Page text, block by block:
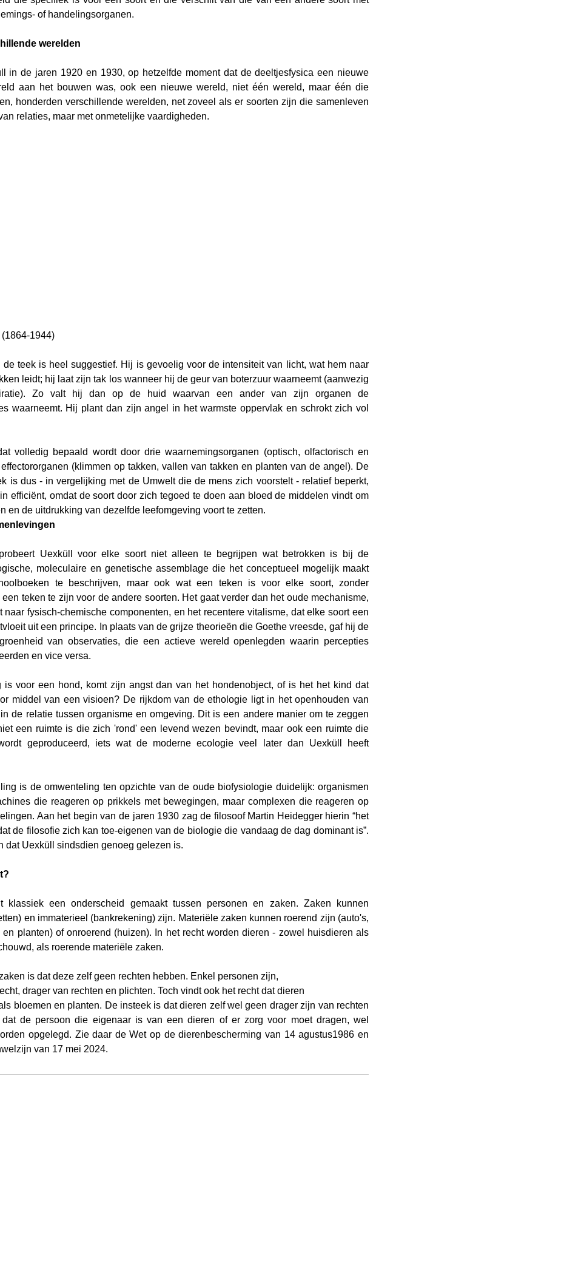
of handelingsorganen.
werelden
in de jaren 1920 en 1930, op hetzelfde moment dat de deeltjesfysica een nieuwe
aan het bouwen was, ook een nieuwe wereld, niet één wereld, maar één die
honderden verschillende werelden, net zoveel als er soorten zijn die samenleven
relaties, maar met onmetelijke vaardigheden.
1944)
de teek is heel suggestief. Hij is gevoelig voor de intensiteit van licht, wat hem naar
leidt; hij laat zijn tak los wanneer hij de geur van boterzuur waarneemt (aanwezig
Zo valt hij dan op de huid waarvan een ander van zijn organen de
waarneemt. Hij plant dan zijn angel in het warmste oppervlak en schrokt zich vol
volledig bepaald wordt door drie waarnemingsorganen (optisch, olfactorisch en
is dus - in vergelijking met de Umwelt die de mens zich voorstelt - relatief beperkt,
efficiënt, omdat de soort door zich tegoed te doen aan bloed de middelen vindt om
en de uitdrukking van dezelfde leefomgeving voort te zetten.
Uexküll voor elke soort niet alleen te begrijpen wat betrokken is bij de
moleculaire en genetische assemblage die het conceptueel mogelijk maakt
te beschrijven, maar ook wat een teken is voor elke soort, zonder
teken te zijn voor de andere soorten. Het gaat verder dan het oude mechanisme,
naar fysisch-chemische componenten, en het recentere vitalisme, dat elke soort een
uit een principe. In plaats van de grijze theorieën die Goethe vreesde, gaf hij de
van observaties, die een actieve wereld openlegden waarin percepties
en vice versa.
is voor een hond, komt zijn angst dan van het hondenobject, of is het het kind dat
middel van een visioen? De rijkdom van de ethologie ligt in het openhouden van
de relatie tussen organisme en omgeving. Dit is een andere manier om te zeggen
een ruimte is die zich 'rond' een levend wezen bevindt, maar ook een ruimte die
geproduceerd, iets wat de moderne ecologie veel later dan Uexküll heeft
is de omwenteling ten opzichte van de oude biofysiologie duidelijk: organismen
die reageren op prikkels met bewegingen, maar complexen die reageren op
Aan het begin van de jaren 1930 zag de filosoof Martin Heidegger hierin “het
de filosofie zich kan toe-eigenen van de biologie die vandaag de dag dominant is”.
dat Uexküll sindsdien genoeg gelezen is.
klassiek een onderscheid gemaakt tussen personen en zaken. Zaken kunnen
en immaterieel (bankrekening) zijn. Materiële zaken kunnen roerend zijn (auto's,
en planten) of onroerend (huizen). In het recht worden dieren - zowel huisdieren als
als roerende materiële zaken.
is dat deze zelf geen rechten hebben. Enkel personen zijn,
drager van rechten en plichten. Toch vindt ook het recht dat dieren
bloemen en planten. De insteek is dat dieren zelf wel geen drager zijn van rechten
de persoon die eigenaar is van een dieren of er zorg voor moet dragen, wel
opgelegd. Zie daar de Wet op de dierenbescherming van 14 agustus1986 en
van 17 mei 2024.